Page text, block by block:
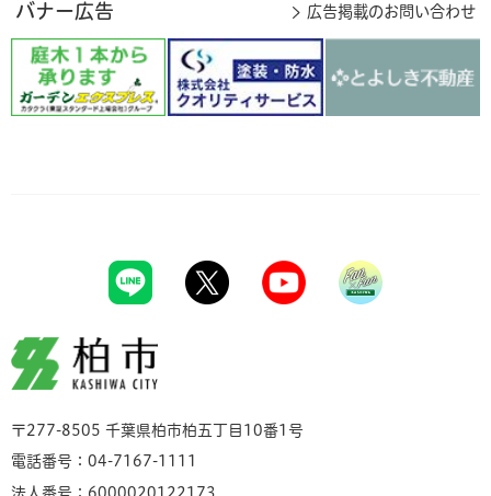
バナー広告 広告掲載のお問い合わせ
柏市
〒277-8505 千葉県柏市柏五丁目10番1号
電話番号：04-7167-1111
法人番号：6000020122173